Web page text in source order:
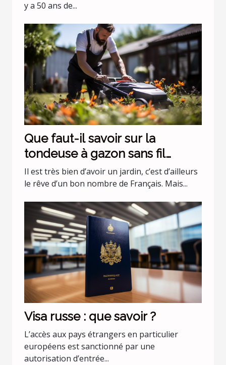
y a 50 ans de...
Que faut-il savoir sur la
tondeuse à gazon sans fil
batterie 36 v Black+Decker
CLMA4820L2-QW ?
Il est très bien d’avoir un jardin, c’est d’ailleurs
le rêve d’un bon nombre de Français. Mais...
Visa russe : que savoir ?
L’accès aux pays étrangers en particulier
européens est sanctionné par une
autorisation d’entrée...